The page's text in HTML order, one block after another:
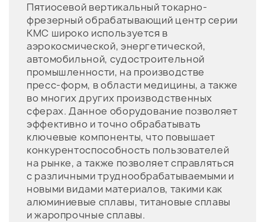
Пятиосевой вертикальный токарно-
фрезерный обрабатывающий центр серии
KMC широко используется в
аэрокосмической, энергетической,
автомобильной, судостроительной
промышленности, на производстве
пресс-форм, в области медицины, а также
во многих других производственных
сферах. Данное оборудование позволяет
эффективно и точно обрабатывать
ключевые компоненты, что повышает
конкурентоспособность пользователей
на рынке, а также позволяет справляться
с различными труднообрабатываемыми и
новыми видами материалов, такими как
алюминиевые сплавы, титановые сплавы
и жаропрочные сплавы.